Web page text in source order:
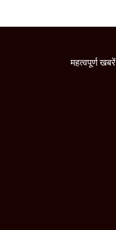
महत्वपूर्ण खबरें